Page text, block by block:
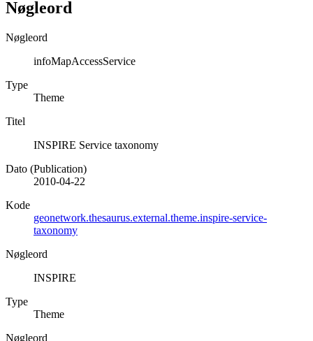
Nøgleord
Nøgleord
infoMapAccessService
Type
Theme
Titel
INSPIRE Service taxonomy
Dato (Publication)
2010-04-22
Kode
geonetwork.thesaurus.external.theme.inspire-service-
taxonomy
Nøgleord
INSPIRE
Type
Theme
Nøgleord